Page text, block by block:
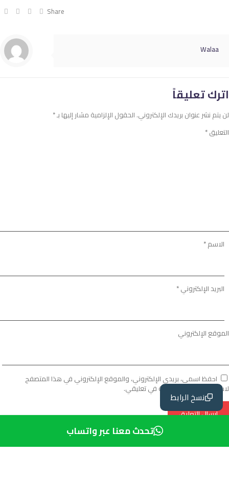
نسخ الرابط
تحدث معنا عبر واتساب
Share
Walaa
اترك تعليقاً
لن يتم نشر عنوان بريدك الإلكتروني. الحقول الإلزامية مشار إليها بـ*
التعليق*
الاسم*
البريد الإلكتروني*
الموقع الإلكتروني
احفظ اسمي، بريدي الإلكتروني، والموقع الإلكتروني في هذا المتصفح
لاستخدامها المرة المقبلة في تعليقي.